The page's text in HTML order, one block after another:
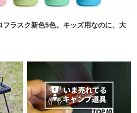
フラスク新色5色。キッズ用なのに、大